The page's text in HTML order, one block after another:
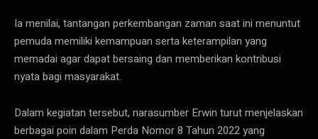
Ia menilai, tantangan perkembangan zaman saat ini menuntut
pemuda memiliki kemampuan serta keterampilan yang
memadai agar dapat bersaing dan memberikan kontribusi
nyata bagi masyarakat.
Dalam kegiatan tersebut, narasumber Erwin turut menjelaskan
berbagai poin dalam Perda Nomor 8 Tahun 2022 yang